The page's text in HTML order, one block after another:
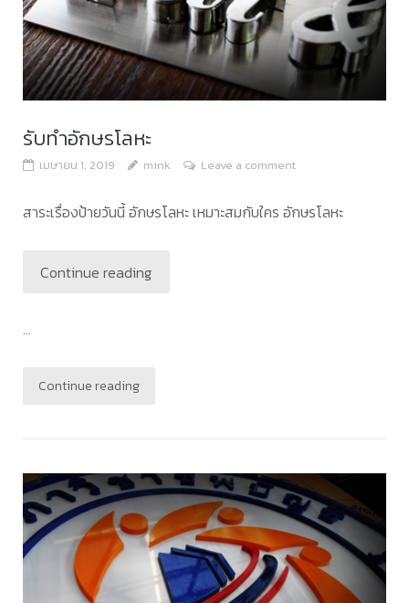
รับทำอักษรโลหะ
เมษายน 1, 2019 mink Leave a comment
สาระเรื่องป้ายวันนี้ อักษรโลหะ เหมาะสมกับใคร อักษรโลหะ
Continue reading
...
Continue reading